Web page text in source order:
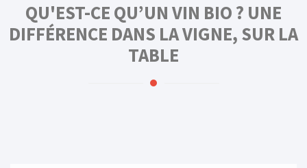
QU'EST-CE QU’UN VIN BIO ? UNE
DIFFÉRENCE DANS LA VIGNE, SUR LA
TABLE